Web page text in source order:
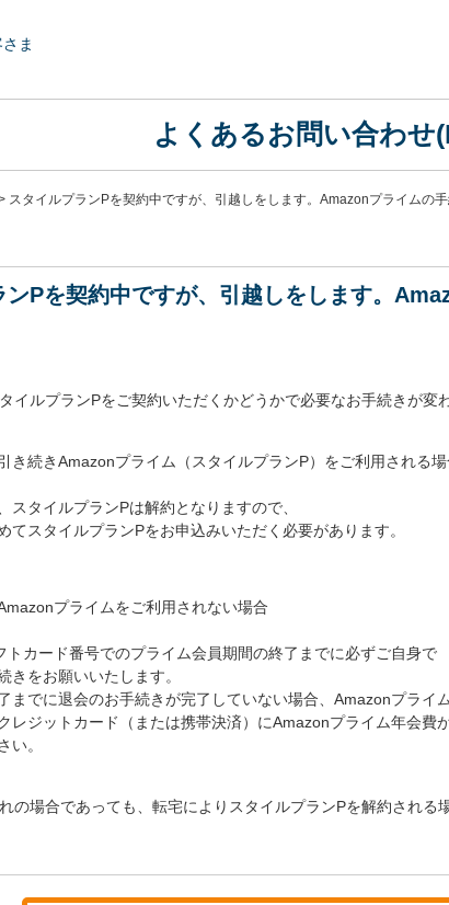
よくあるお問い合わせ
スタイルプランPを契約中ですが、引越しをします。Amazonプライムの
ンPを契約中ですが、引越しをします。
イルプランPをご契約いただくかどうかで必要なお手続きが変
き続きAmazonプライム（スタイルプランP）をご利用される場
スタイルプランPは解約となりますので、
てスタイルプランPをお申込みいただく必要があります。
プライムをご利用されない場合
トカード番号でのプライム会員期間の終了までに必ずご自身で
きをお願いいたします。
までに退会のお手続きが完了していない場合、Amazonプライ
レジットカード（または携帯決済）にAmazonプライム年会費
い。
の場合であっても、転宅によりスタイルプランPを解約され